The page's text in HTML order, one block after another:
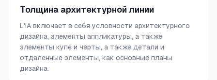
Толщина архитектурной линии
L'IA включает в себя условности архитектурного
дизайна, элементы аппликатуры, а также
элементы купе и черты, а также детали и
отдаленные элементы, как основные планы
дизайна.